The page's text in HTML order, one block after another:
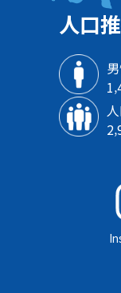
人口